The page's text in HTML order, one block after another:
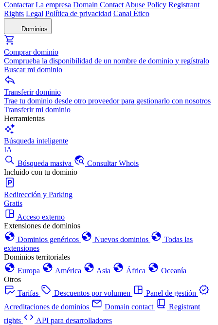
Contactar La empresa Domain Contact Abuse Policy Registrant
Rights Legal Política de privacidad Canal Ético
Dominios
Comprar dominio
Comprueba la disponibilidad de un nombre de dominio y regístralo
Buscar mi dominio
Transferir dominio
Trae tu dominio desde otro proveedor para gestionarlo con nosotros
Transferir mi dominio
Herramientas
Búsqueda inteligente
IA
Búsqueda masiva
Consultar Whois
Incluido con tu dominio
Redirección y Parking
Gratis
Acceso externo
Extensiones de dominios
Dominios genéricos
Nuevos dominios
Todas las
extensiones
Dominios territoriales
Europa
América Asia África
Oceanía
Otros
Tarifas
Descuentos por volumen
Panel de gestión
Acreditaciones de dominios
Domain contact
Registrant
rights
API para desarrolladores